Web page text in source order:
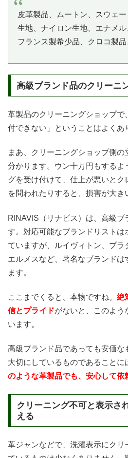
皮革製品、ムートン、スウェ
生地、ナイロン生地、エナメル
フランス製希少品、クロコ製
高級ブランド品のクリーニ
革製品のクリーニングショップで
付できない」ということはよくあ
まあ、クリーニングショップ側
分かります。ウン十万円もするよ
グを受け付けて、仕上が悪いと
を問われたりすると、損害が大き
RINAVIS（リナビス）は、高級
す。対応可能なブランドリストは
ていますが、ルイヴィトン、プラ
エルメスなど、著名なブランドは
ます。
ここまでくると、本物ですね。 絶
信とプライドがないと、このよう
います。
高級ブランド品であっても安価な
大切にしているものであることに
のような革製品でも、安心して依
クリーニング不可と表示さ
える
革ジャンなどで、洗濯表示にクリ